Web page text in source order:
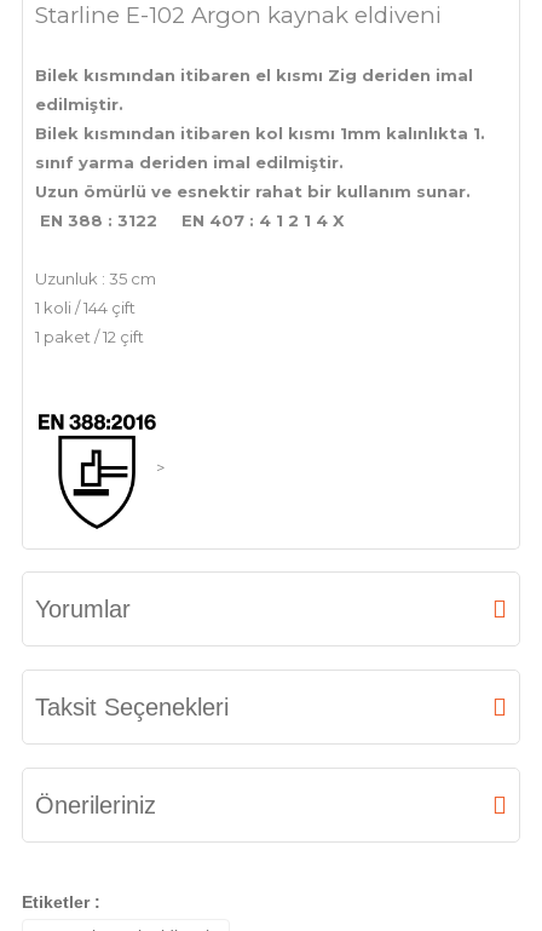
Starline E-102 Argon kaynak eldiveni
Bilek kısmından itibaren el kısmı Zig deriden imal
edilmiştir.
Bilek kısmından itibaren kol kısmı 1mm kalınlıkta 1.
sınıf yarma deriden imal edilmiştir.
Uzun ömürlü ve esnektir rahat bir kullanım sunar.
EN 388 : 3122 EN 407 : 4 1 2 1 4 X
Uzunluk : 35 cm
1 koli / 144 çift
1 paket / 12 çift
>
Yorumlar
Bu ürüne ilk yorumu siz yapın!
Taksit Seçenekleri
Önerileriniz
Etiketler :